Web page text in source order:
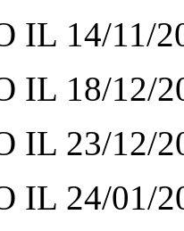
IL 14/11/
IL 18/12/
IL 23/12/
IL 24/01/